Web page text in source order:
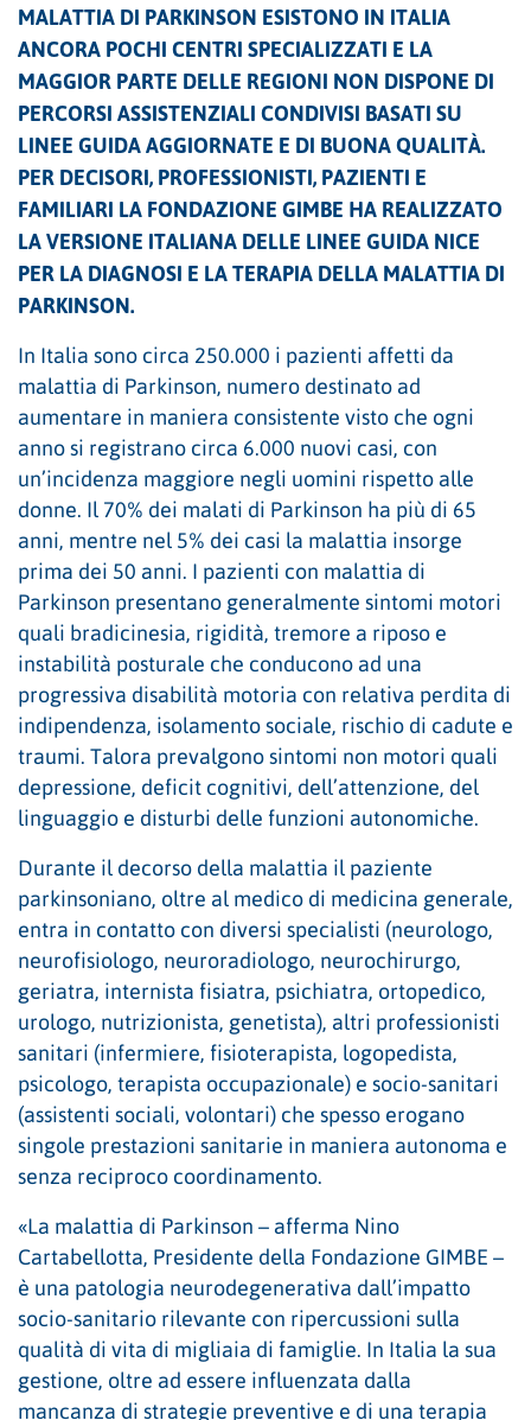
MALATTIA DI PARKINSON ESISTONO IN ITALIA
ANCORA POCHI CENTRI SPECIALIZZATI E LA
MAGGIOR PARTE DELLE REGIONI NON DISPONE DI
PERCORSI ASSISTENZIALI CONDIVISI BASATI SU
LINEE GUIDA AGGIORNATE E DI BUONA QUALITÀ.
PER DECISORI, PROFESSIONISTI, PAZIENTI E
FAMILIARI LA FONDAZIONE GIMBE HA REALIZZATO
LA VERSIONE ITALIANA DELLE LINEE GUIDA NICE
PER LA DIAGNOSI E LA TERAPIA DELLA MALATTIA DI
PARKINSON.
In Italia sono circa 250.000 i pazienti affetti da
malattia di Parkinson, numero destinato ad
aumentare in maniera consistente visto che ogni
anno si registrano circa 6.000 nuovi casi, con
un’incidenza maggiore negli uomini rispetto alle
donne. Il 70% dei malati di Parkinson ha più di 65
anni, mentre nel 5% dei casi la malattia insorge
prima dei 50 anni. I pazienti con malattia di
Parkinson presentano generalmente sintomi motori
quali bradicinesia, rigidità, tremore a riposo e
instabilità posturale che conducono ad una
progressiva disabilità motoria con relativa perdita di
indipendenza, isolamento sociale, rischio di cadute e
traumi. Talora prevalgono sintomi non motori quali
depressione, deficit cognitivi, dell’attenzione, del
linguaggio e disturbi delle funzioni autonomiche.
Durante il decorso della malattia il paziente
parkinsoniano, oltre al medico di medicina generale,
entra in contatto con diversi specialisti (neurologo,
neurofisiologo, neuroradiologo, neurochirurgo,
geriatra, internista fisiatra, psichiatra, ortopedico,
urologo, nutrizionista, genetista), altri professionisti
sanitari (infermiere, fisioterapista, logopedista,
psicologo, terapista occupazionale) e socio-sanitari
(assistenti sociali, volontari) che spesso erogano
singole prestazioni sanitarie in maniera autonoma e
senza reciproco coordinamento.
«La malattia di Parkinson – afferma Nino
Cartabellotta, Presidente della Fondazione GIMBE –
è una patologia neurodegenerativa dall’impatto
socio-sanitario rilevante con ripercussioni sulla
qualità di vita di migliaia di famiglie. In Italia la sua
gestione, oltre ad essere influenzata dalla
mancanza di strategie preventive e di una terapia